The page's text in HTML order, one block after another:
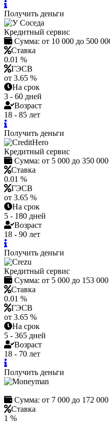
Получить деньги
Кредитный сервис
Сумма: от 10 000 до 500
Ставка
0.01 %
ГЭСВ
от 3.65 %
На срок
3 - 60 дней
Возраст
18 - 85 лет
Получить деньги
Кредитный сервис
Сумма: от 5 000 до 350 000
Ставка
0.01 %
ГЭСВ
от 3.65 %
На срок
5 - 180 дней
Возраст
18 - 90 лет
Получить деньги
Кредитный сервис
Сумма: от 5 000 до 153 000
Ставка
0.01 %
ГЭСВ
от 3.65 %
На срок
5 - 365 дней
Возраст
18 - 70 лет
Получить деньги
Сумма: от 7 000 до 172 000
Ставка
1 %